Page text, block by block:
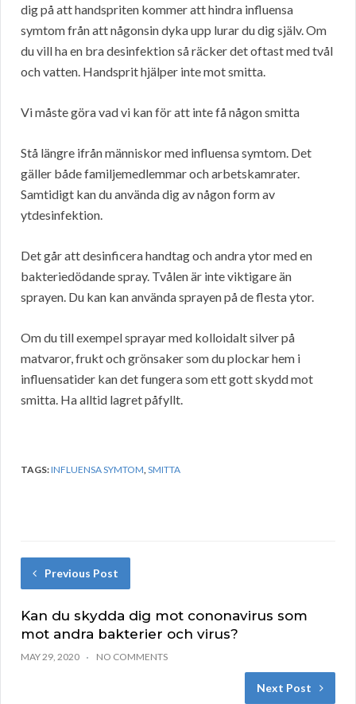
dig på att handspriten kommer att hindra influensa
symtom från att någonsin dyka upp lurar du dig själv. Om
du vill ha en bra desinfektion så räcker det oftast med tvål
och vatten. Handsprit hjälper inte mot smitta.
Vi måste göra vad vi kan för att inte få någon smitta
Stå längre ifrån människor med influensa symtom. Det
gäller både familjemedlemmar och arbetskamrater.
Samtidigt kan du använda dig av någon form av
ytdesinfektion.
Det går att desinficera handtag och andra ytor med en
bakteriedödande spray. Tvålen är inte viktigare än
sprayen. Du kan kan använda sprayen på de flesta ytor.
Om du till exempel sprayar med kolloidalt silver på
matvaror, frukt och grönsaker som du plockar hem i
influensatider kan det fungera som ett gott skydd mot
smitta. Ha alltid lagret påfyllt.
TAGS:INFLUENSA SYMTOM,SMITTA
Previous Post
Kan du skydda dig mot cononavirus som
mot andra bakterier och virus?
MAY 29, 2020 NO COMMENTS
Next Post